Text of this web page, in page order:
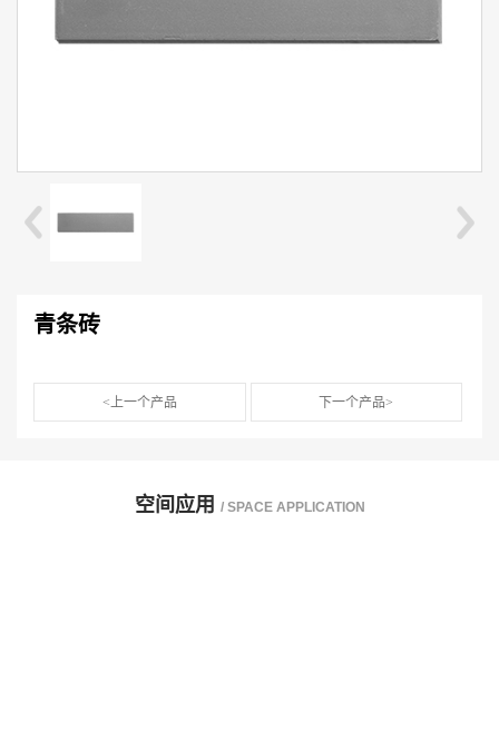
青条砖
<上一个产品 下一个产品>
空间应用 / SPACE APPLICATION